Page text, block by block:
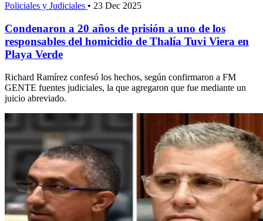
Policiales y Judiciales • 23 Dec 2025
Condenaron a 20 años de prisión a uno de los
responsables del homicidio de Thalía Tuvi Viera en
Playa Verde
Richard Ramírez confesó los hechos, según confirmaron a FM
GENTE fuentes judiciales, la que agregaron que fue mediante un
juicio abreviado.